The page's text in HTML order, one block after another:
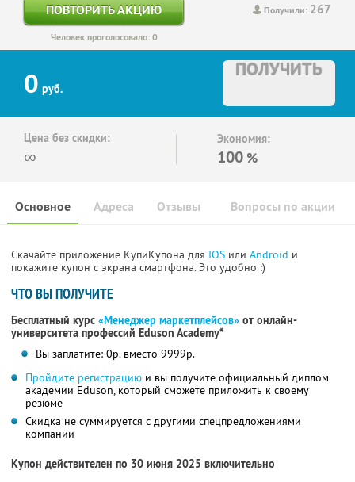
Получили: 267
ПОВТОРИТЬ АКЦИЮ
Человек проголосовало: 0
0 руб.
ПОЛУЧИТЬ
Цена без скидки:
∞
Экономия:
100 %
Основное Отзывы Вопросы по акции
Адреса
Скачайте приложение КупиКупона для IOS или Android и
покажите купон с экрана смартфона. Это удобно :)
ЧТО ВЫ ПОЛУЧИТЕ
Бесплатный курс «Менеджер маркетплейсов» от онлайн-
университета профессий Eduson Academy*
Вы заплатите: 0р. вместо 9999р.
Пройдите регистрацию и вы получите официальный диплом
академии Eduson, который сможете приложить к своему
резюме
Скидка не суммируется с другими спецпредложениями
компании
Купон действителен по 30 июня 2025 включительно